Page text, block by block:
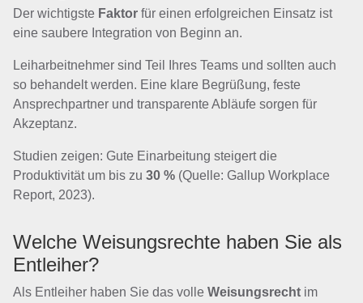
Der wichtigste Faktor für einen erfolgreichen Einsatz ist
eine saubere Integration von Beginn an.
Leiharbeitnehmer sind Teil Ihres Teams und sollten auch
so behandelt werden. Eine klare Begrüßung, feste
Ansprechpartner und transparente Abläufe sorgen für
Akzeptanz.
Studien zeigen: Gute Einarbeitung steigert die
Produktivität um bis zu 30 % (Quelle: Gallup Workplace
Report, 2023).
Welche Weisungsrechte haben Sie als
Entleiher?
Als Entleiher haben Sie das volle Weisungsrecht im